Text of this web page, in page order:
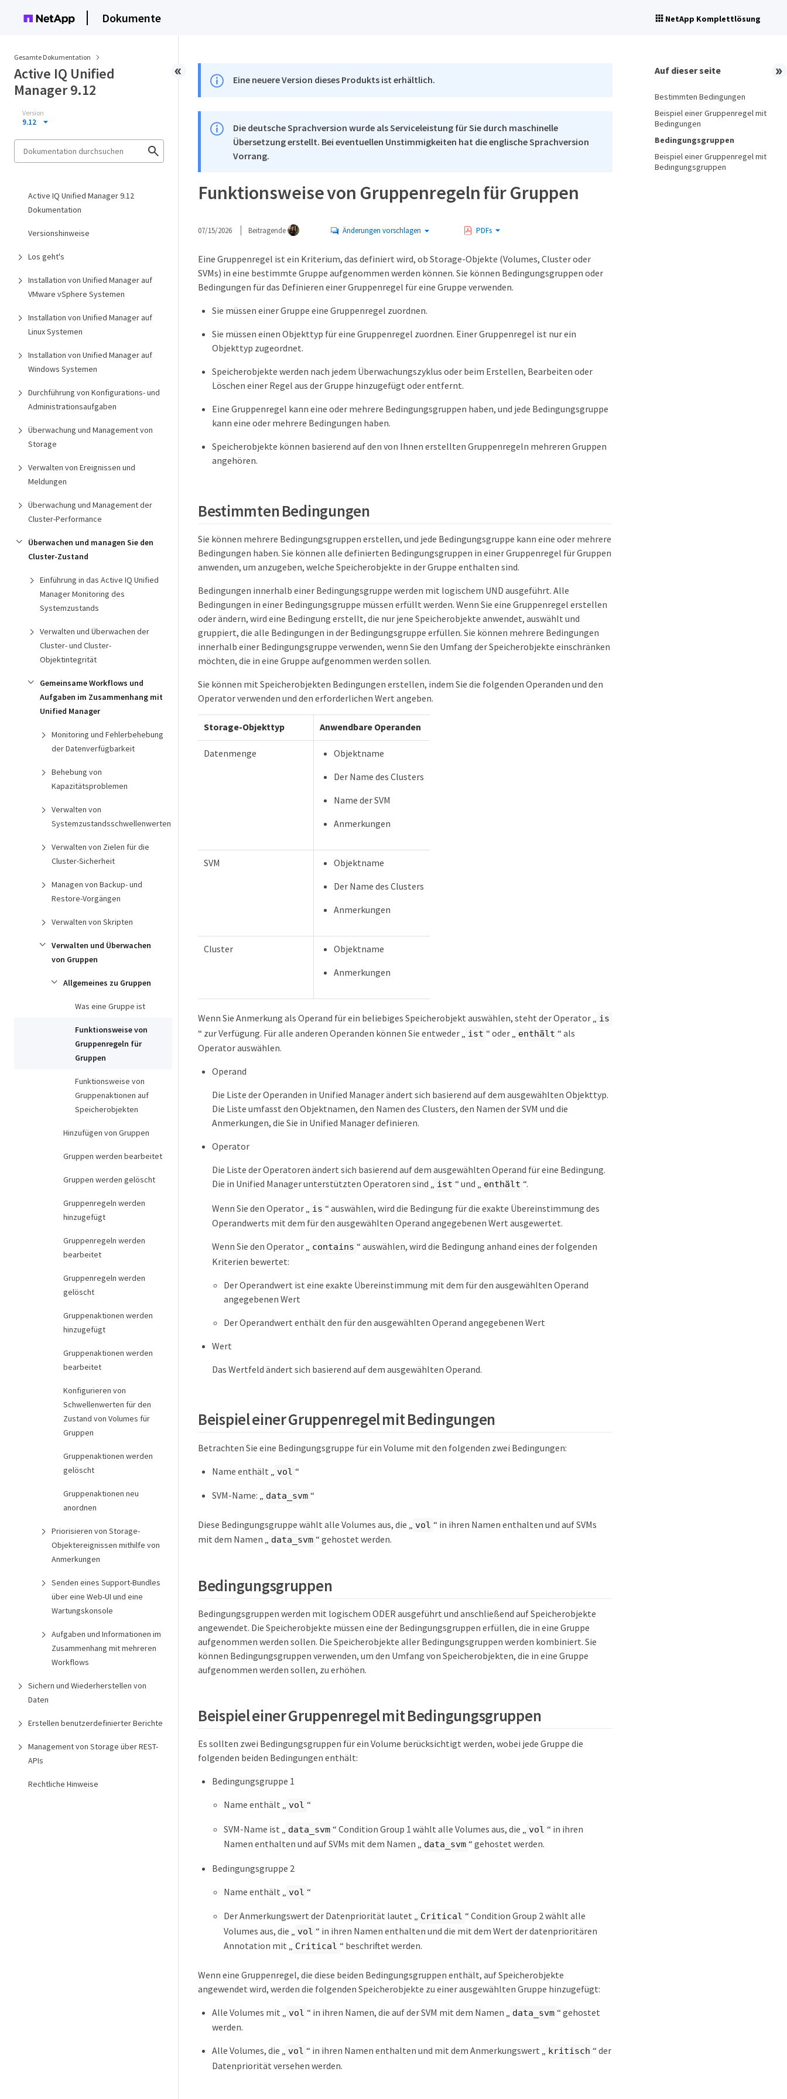
Dokumente NetApp Komplettlösung
Gesamte Dokumentation
Active IQ Unified
Manager 9.12
Version
9.12
Active IQ Unified Manager 9.12
Dokumentation
Versionshinweise
Los geht's
Installation von Unified Manager auf
VMware vSphere Systemen
Installation von Unified Manager auf
Linux Systemen
Installation von Unified Manager auf
Windows Systemen
Durchführung von Konfigurations- und
Administrationsaufgaben
Überwachung und Management von
Storage
Verwalten von Ereignissen und
Meldungen
Überwachung und Management der
Cluster-Performance
Überwachen und managen Sie den
Cluster-Zustand
Einführung in das Active IQ Unified
Manager Monitoring des
Systemzustands
Verwalten und Überwachen der
Cluster- und Cluster-
Objektintegrität
Gemeinsame Workflows und
Aufgaben im Zusammenhang mit
Unified Manager
Monitoring und Fehlerbehebung
der Datenverfügbarkeit
Behebung von
Kapazitätsproblemen
Verwalten von
Systemzustandsschwellenwerten
Verwalten von Zielen für die
Cluster-Sicherheit
Managen von Backup- und
Restore-Vorgängen
Verwalten von Skripten
Verwalten und Überwachen
von Gruppen
Allgemeines zu Gruppen
Was eine Gruppe ist
Funktionsweise von
Gruppenregeln für
Gruppen
Funktionsweise von
Gruppenaktionen auf
Speicherobjekten
Hinzufügen von Gruppen
Gruppen werden bearbeitet
Gruppen werden gelöscht
Gruppenregeln werden
hinzugefügt
Gruppenregeln werden
bearbeitet
Gruppenregeln werden
gelöscht
Gruppenaktionen werden
hinzugefügt
Gruppenaktionen werden
bearbeitet
Konfigurieren von
Schwellenwerten für den
Zustand von Volumes für
Gruppen
Gruppenaktionen werden
gelöscht
Gruppenaktionen neu
anordnen
Priorisieren von Storage-
Objektereignissen mithilfe von
Anmerkungen
Senden eines Support-Bundles
über eine Web-UI und eine
Wartungskonsole
Aufgaben und Informationen im
Zusammenhang mit mehreren
Workflows
Sichern und Wiederherstellen von
Daten
Erstellen benutzerdefinierter Berichte
Management von Storage über REST-
APIs
Rechtliche Hinweise
Eine neuere Version dieses Produkts ist erhältlich.
Die deutsche Sprachversion wurde als Serviceleistung für Sie durch maschinelle
Übersetzung erstellt. Bei eventuellen Unstimmigkeiten hat die englische Sprachversion
Vorrang.
Funktionsweise von Gruppenregeln für Gruppen
07/15/2026 Beitragende Änderungen vorschlagen PDFs
Eine Gruppenregel ist ein Kriterium, das definiert wird, ob Storage-Objekte (Volumes, Cluster oder
SVMs) in eine bestimmte Gruppe aufgenommen werden können. Sie können Bedingungsgruppen oder
Bedingungen für das Definieren einer Gruppenregel für eine Gruppe verwenden.
Sie müssen einer Gruppe eine Gruppenregel zuordnen.
Sie müssen einen Objekttyp für eine Gruppenregel zuordnen. Einer Gruppenregel ist nur ein
Objekttyp zugeordnet.
Speicherobjekte werden nach jedem Überwachungszyklus oder beim Erstellen, Bearbeiten oder
Löschen einer Regel aus der Gruppe hinzugefügt oder entfernt.
Eine Gruppenregel kann eine oder mehrere Bedingungsgruppen haben, und jede Bedingungsgruppe
kann eine oder mehrere Bedingungen haben.
Speicherobjekte können basierend auf den von Ihnen erstellten Gruppenregeln mehreren Gruppen
angehören.
Bestimmten Bedingungen
Sie können mehrere Bedingungsgruppen erstellen, und jede Bedingungsgruppe kann eine oder mehrere
Bedingungen haben. Sie können alle definierten Bedingungsgruppen in einer Gruppenregel für Gruppen
anwenden, um anzugeben, welche Speicherobjekte in der Gruppe enthalten sind.
Bedingungen innerhalb einer Bedingungsgruppe werden mit logischem UND ausgeführt. Alle
Bedingungen in einer Bedingungsgruppe müssen erfüllt werden. Wenn Sie eine Gruppenregel erstellen
oder ändern, wird eine Bedingung erstellt, die nur jene Speicherobjekte anwendet, auswählt und
gruppiert, die alle Bedingungen in der Bedingungsgruppe erfüllen. Sie können mehrere Bedingungen
innerhalb einer Bedingungsgruppe verwenden, wenn Sie den Umfang der Speicherobjekte einschränken
möchten, die in eine Gruppe aufgenommen werden sollen.
Sie können mit Speicherobjekten Bedingungen erstellen, indem Sie die folgenden Operanden und den
Operator verwenden und den erforderlichen Wert angeben.
Storage-Objekttyp Anwendbare Operanden
Datenmenge
Objektname
Der Name des Clusters
Name der SVM
Anmerkungen
SVM
Objektname
Der Name des Clusters
Anmerkungen
Cluster
Objektname
Anmerkungen
Wenn Sie Anmerkung als Operand für ein beliebiges Speicherobjekt auswählen, steht der Operator „ is
“ zur Verfügung. Für alle anderen Operanden können Sie entweder „ ist “ oder „ enthält “ als
Operator auswählen.
Operand
Die Liste der Operanden in Unified Manager ändert sich basierend auf dem ausgewählten Objekttyp.
Die Liste umfasst den Objektnamen, den Namen des Clusters, den Namen der SVM und die
Anmerkungen, die Sie in Unified Manager definieren.
Operator
Die Liste der Operatoren ändert sich basierend auf dem ausgewählten Operand für eine Bedingung.
Die in Unified Manager unterstützten Operatoren sind „ ist “ und „ enthält “.
Wenn Sie den Operator „ is “ auswählen, wird die Bedingung für die exakte Übereinstimmung des
Operandwerts mit dem für den ausgewählten Operand angegebenen Wert ausgewertet.
Wenn Sie den Operator „ contains “ auswählen, wird die Bedingung anhand eines der folgenden
Kriterien bewertet:
Der Operandwert ist eine exakte Übereinstimmung mit dem für den ausgewählten Operand
angegebenen Wert
Der Operandwert enthält den für den ausgewählten Operand angegebenen Wert
Wert
Das Wertfeld ändert sich basierend auf dem ausgewählten Operand.
Beispiel einer Gruppenregel mit Bedingungen
Betrachten Sie eine Bedingungsgruppe für ein Volume mit den folgenden zwei Bedingungen:
Name enthält „
vol “
SVM-Name: „ data_svm “
Diese Bedingungsgruppe wählt alle Volumes aus, die „ vol “ in ihren Namen enthalten und auf SVMs
mit dem Namen „ data_svm “ gehostet werden.
Bedingungsgruppen
Bedingungsgruppen werden mit logischem ODER ausgeführt und anschließend auf Speicherobjekte
angewendet. Die Speicherobjekte müssen eine der Bedingungsgruppen erfüllen, die in eine Gruppe
aufgenommen werden sollen. Die Speicherobjekte aller Bedingungsgruppen werden kombiniert. Sie
können Bedingungsgruppen verwenden, um den Umfang von Speicherobjekten, die in eine Gruppe
aufgenommen werden sollen, zu erhöhen.
Beispiel einer Gruppenregel mit Bedingungsgruppen
Es sollten zwei Bedingungsgruppen für ein Volume berücksichtigt werden, wobei jede Gruppe die
folgenden beiden Bedingungen enthält:
Bedingungsgruppe 1
Name enthält „ vol “
SVM-Name ist „ data_svm “ Condition Group 1 wählt alle Volumes aus, die „ vol “ in ihren
Namen enthalten und auf SVMs mit dem Namen „ data_svm “ gehostet werden.
Bedingungsgruppe 2
Name enthält „
vol “
Der Anmerkungswert der Datenpriorität lautet „ Critical “ Condition Group 2 wählt alle
Volumes aus, die „
vol “ in ihren Namen enthalten und die mit dem Wert der datenprioritären
Annotation mit „ Critical “ beschriftet werden.
Wenn eine Gruppenregel, die diese beiden Bedingungsgruppen enthält, auf Speicherobjekte
angewendet wird, werden die folgenden Speicherobjekte zu einer ausgewählten Gruppe hinzugefügt:
Alle Volumes mit „
vol “ in ihren Namen, die auf der SVM mit dem Namen „ data_svm “ gehostet
werden.
Alle Volumes, die „ vol “ in ihren Namen enthalten und mit dem Anmerkungswert „ kritisch “ der
Datenpriorität versehen werden.
Auf dieser seite
Bestimmten Bedingungen
Beispiel einer Gruppenregel mit
Bedingungen
Bedingungsgruppen
Beispiel einer Gruppenregel mit
Bedingungsgruppen